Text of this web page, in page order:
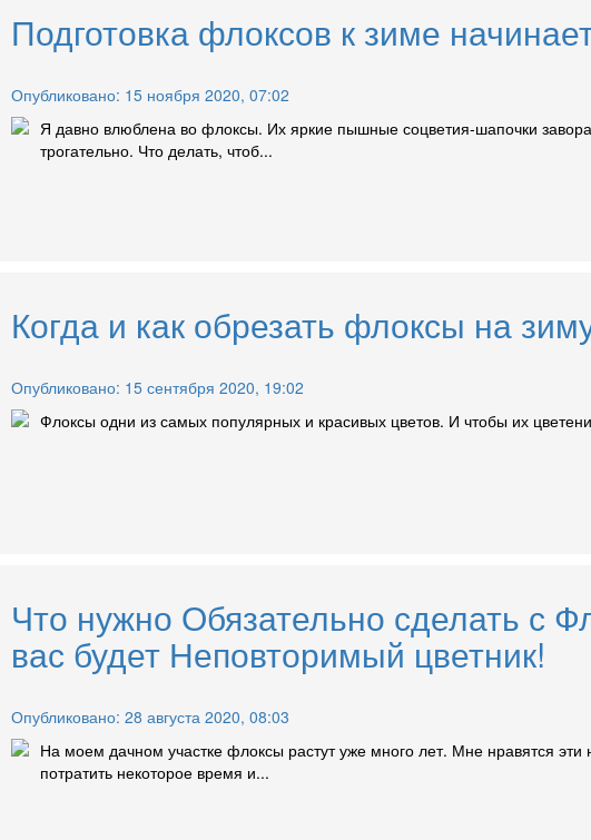
Подготовка флоксов к зиме
Опубликовано: 15 ноября 2020, 07:02
Я давно влюблена во флоксы. Их яркие пышные соцветия-шапочки
трогательно. Что делать, чтоб...
Когда и как обрезать флоксы на
Опубликовано: 15 сентября 2020, 19:02
Флоксы одни из самых популярных и красивых цветов. И чтобы их
Что нужно Обязательно сделать с
вас будет Неповторимый цветник!
Опубликовано: 28 августа 2020, 08:03
На моем дачном участке флоксы растут уже много лет. Мне нравятся
потратить некоторое время и...